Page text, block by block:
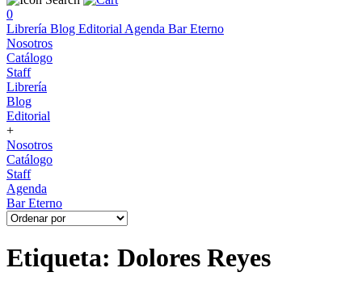
0
Librería Blog Editorial Agenda Bar Eterno
Nosotros
Catálogo
Staff
Librería
Blog
Editorial
+
Nosotros
Catálogo
Staff
Agenda
Bar Eterno
Etiqueta: Dolores Reyes